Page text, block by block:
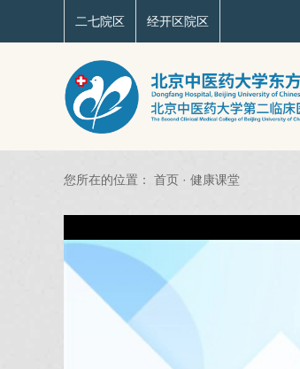
二七院区 经开区院区
您所在的位置： 首页 · 健康课堂